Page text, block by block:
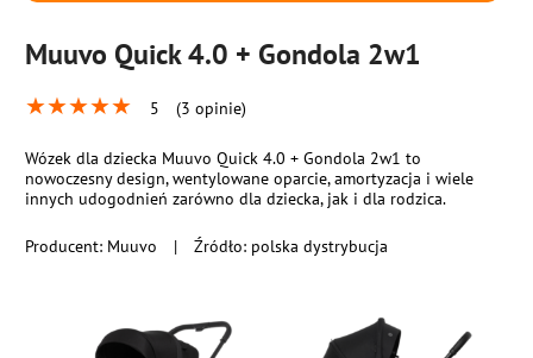
Muuvo Quick 4.0 + Gondola 2w1
★★★★★ 5 (3 opinie)
Producent: Muuvo | Źródło: polska dystrybucja
Wózek dla dziecka Muuvo Quick 4.0 + Gondola 2w1 to
nowoczesny design, wentylowane oparcie, amortyzacja i wiele
innych udogodnień zarówno dla dziecka, jak i dla rodzica.